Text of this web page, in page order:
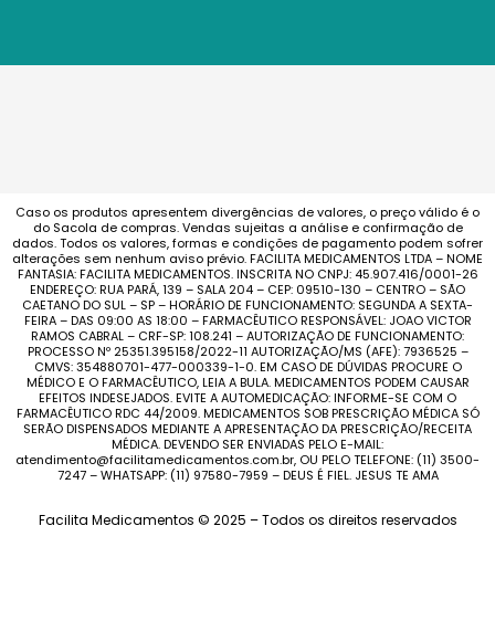
Caso os produtos apresentem divergências de valores, o preço válido é o
do Sacola de compras. Vendas sujeitas a análise e confirmação de
dados. Todos os valores, formas e condições de pagamento podem sofrer
alterações sem nenhum aviso prévio. FACILITA MEDICAMENTOS LTDA – NOME
FANTASIA: FACILITA MEDICAMENTOS. INSCRITA NO CNPJ: 45.907.416/0001-26
ENDEREÇO: RUA PARÁ, 139 – SALA 204 – CEP: 09510-130 – CENTRO – SÃO
CAETANO DO SUL – SP – HORÁRIO DE FUNCIONAMENTO: SEGUNDA A SEXTA-
FEIRA – DAS 09:00 AS 18:00 – FARMACÊUTICO RESPONSÁVEL: JOAO VICTOR
RAMOS CABRAL – CRF-SP: 108.241 – AUTORIZAÇÃO DE FUNCIONAMENTO:
PROCESSO Nº 25351.395158/2022-11 AUTORIZAÇÃO/MS (AFE): 7936525 –
CMVS: 354880701-477-000339-1-0. EM CASO DE DÚVIDAS PROCURE O
MÉDICO E O FARMACÊUTICO, LEIA A BULA. MEDICAMENTOS PODEM CAUSAR
EFEITOS INDESEJADOS. EVITE A AUTOMEDICAÇÃO: INFORME-SE COM O
FARMACÊUTICO RDC 44/2009. MEDICAMENTOS SOB PRESCRIÇÃO MÉDICA SÓ
SERÃO DISPENSADOS MEDIANTE A APRESENTAÇÃO DA PRESCRIÇÃO/RECEITA
MÉDICA. DEVENDO SER ENVIADAS PELO E-MAIL:
atendimento@facilitamedicamentos.com.br, OU PELO TELEFONE: (11) 3500-
7247 – WHATSAPP: (11) 97580-7959 – DEUS É FIEL. JESUS TE AMA
Facilita Medicamentos © 2025 – Todos os direitos reservados